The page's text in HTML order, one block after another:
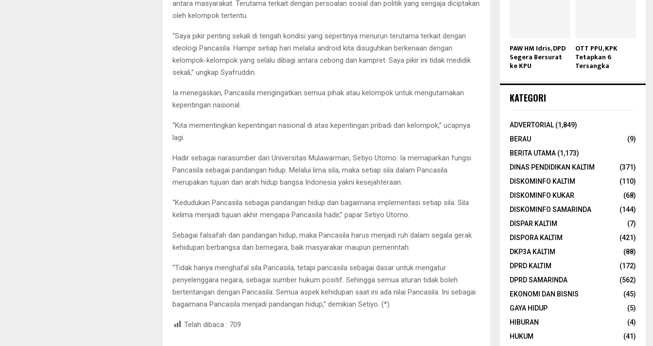
antara masyarakat. Terutama terkait dengan persoalan sosial dan politik yang sengaja diciptakan
oleh kelompok tertentu.
“Saya pikir penting sekali di tengah kondisi yang sepertinya menurun terutama terkait dengan
ideologi Pancasila. Hampir setiap hari melalui android kita disuguhkan berkenaan dengan
kelompok-kelompok yang selalu dibagi antara cebong dan kampret. Saya pikir ini tidak medidik
sekali,” ungkap Syafruddin.
Ia menegaskan, Pancasila mengingatkan semua pihak atau kelompok untuk mengutamakan
kepentingan nasional.
“Kita mementingkan kepentingan nasional di atas kepentingan pribadi dan kelompok,” ucapnya
lagi.
Hadir sebagai narasumber dari Universitas Mulawarman, Setiyo Utomo. Ia memaparkan fungsi
Pancasila sebagai pandangan hidup. Melalui lima sila, maka setiap sila dalam Pancasila
merupakan tujuan dan arah hidup bangsa Indonesia yakni kesejahteraan.
“Kedudukan Pancasila sebagai pandangan hidup dan bagaimana implementasi setiap sila. Sila
kelima menjadi tujuan akhir mengapa Pancasila hadir,” papar Setiyo Utomo.
Sebagai falsafah dan pandangan hidup, maka Pancasila harus menjadi ruh dalam segala gerak
kehidupan berbangsa dan bernegara, baik masyarakar maupun pemerintah.
“Tidak hanya menghafal sila Pancasila, tetapi pancasila sebagai dasar untuk mengatur
penyelenggara negara, sebagai sumber hukum positif. Sehingga semua aturan tidak boleh
bertentangan dengan Pancasila. Semua aspek kehidupan saat ini ada nilai Pancasila. Ini sebagai
bagaimana Pancasila menjadi pandangan hidup,” demikian Setiyo. (*)
Telah dibaca : 709
PAW HM Idris, DPD
Segera Bersurat
ke KPU
OTT PPU, KPK
Tetapkan 6
Tersangka
KATEGORI
ADVERTORIAL(1,849)
BERAU
(9)
BERITA UTAMA (1,173)
DINAS PENDIDIKAN KALTIM
(371)
DISKOMINFO KALTIM
(110)
DISKOMINFO KUKAR
(68)
DISKOMINFO SAMARINDA
(144)
DISPAR KALTIM
(7)
DISPORA KALTIM
(421)
DKP3A KALTIM
(88)
DPRD KALTIM
(172)
DPRD SAMARINDA
(562)
EKONOMI DAN BISNIS
(45)
GAYA HIDUP
(5)
HIBURAN
(4)
HUKUM
(41)